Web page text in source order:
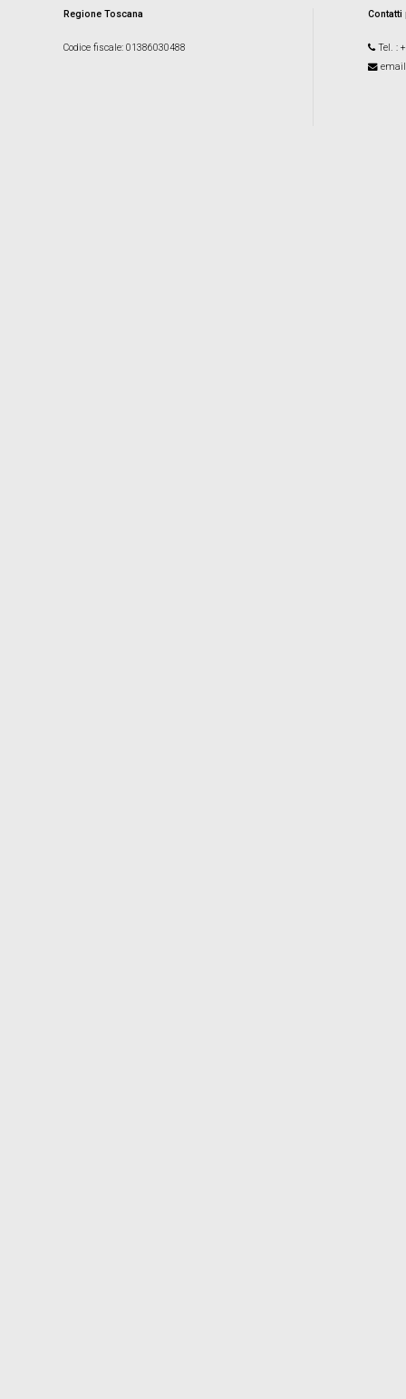
Regione Toscana
Codice fiscale: 01386030488 Tel. :
email